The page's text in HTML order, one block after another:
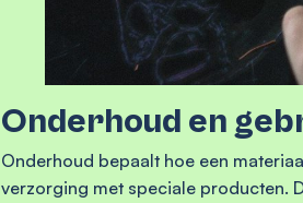
Onderhoud en
Onderhoud bepaalt hoe een
verzorging met speciale producten.